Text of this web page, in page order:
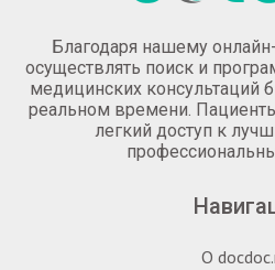
Благодаря нашему
осуществлять поиск и
медицинских консультаций
реальном времени.
легкий доступ к
О